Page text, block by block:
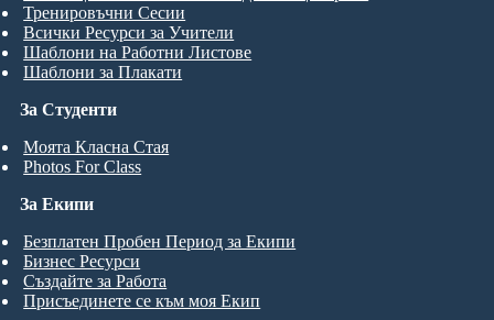
За Студенти
Моята Класна Стая
Photos For Class
Тренировъчни Сесии
Всички Ресурси за Учители
Шаблони на Работни Листове
Шаблони за Плакати
За Екипи
Безплатен Пробен Период за Екипи
Бизнес Ресурси
Създайте за Работа
Присъединете се към моя Екип